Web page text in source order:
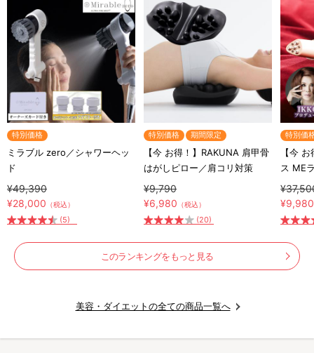
特別価格
ミラブル zero／シャワーヘッ
ド
¥49,390
¥28,000 （税込）
(5)
特別価格 期間限定
【今 お得！】RAKUNA 肩甲骨
はがしピロー／肩コリ対策
¥9,790
¥6,980 （税込）
(20)
特別価
【今
ス ME
顔器
¥9,980
このランキングをもっと見る
美容・ダイエットの全ての商品一覧へ